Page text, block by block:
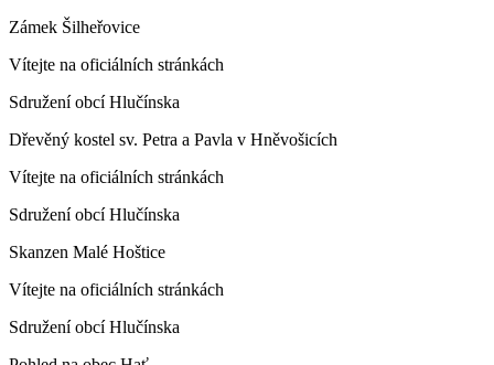
Zámek Šilheřovice
Vítejte na oficiálních stránkách
Sdružení obcí Hlučínska
Dřevěný kostel sv. Petra a Pavla v Hněvošicích
Vítejte na oficiálních stránkách
Sdružení obcí Hlučínska
Skanzen Malé Hoštice
Vítejte na oficiálních stránkách
Sdružení obcí Hlučínska